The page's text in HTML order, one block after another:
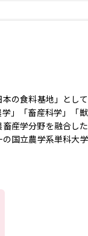
受
の食料基地」とし
」「畜産科学」「
産学分野を融合し
国立農学系単科大
ます。 1．欧米水準